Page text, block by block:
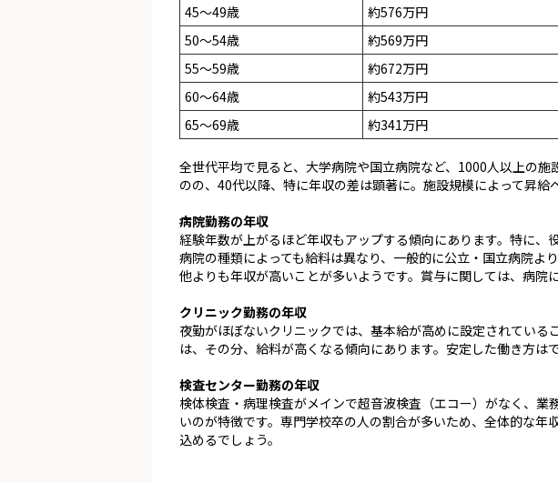
45～49歳
約576万円
50～54歳
約569万円
55～59歳
約672万円
60～64歳
約543万円
65～69歳
約341万円
全世代平均で見ると、大学病院や国立病院など、1000人以上の
のの、40代以降、特に年収の差は顕著に。施設規模によって昇給
病院勤務の年収
経験年数が上がるほど年収もアップする傾向にあります。特に、
病院の種類によっても給料は異なり、一般的に公立・国立病院よ
他よりも年収が高いことが多いようです。賞与に関しては、病院
クリニック勤務の年収
夜勤がほぼないクリニックでは、基本給が高めに設定されてい
は、その分、給料が高くなる傾向にあります。安定した働き方は
検査センター勤務の年収
検体検査・病理検査がメインで超音波検査（エコー）がなく、
いのが特徴です。専門学校卒の人の割合が多いため、全体的な
込めるでしょう。